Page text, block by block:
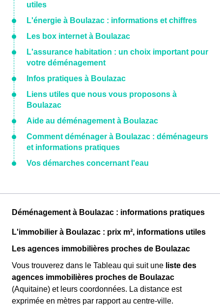
utiles
L'énergie à Boulazac : informations et chiffres
Les box internet à Boulazac
L'assurance habitation : un choix important pour
votre déménagement
Infos pratiques à Boulazac
Liens utiles que nous vous proposons à
Boulazac
Aide au déménagement à Boulazac
Comment déménager à Boulazac : déménageurs
et informations pratiques
Vos démarches concernant l'eau
Déménagement à Boulazac : informations pratiques
L'immobilier à Boulazac : prix m², informations utiles
Les agences immobilières proches de Boulazac
Vous trouverez dans le Tableau qui suit une liste des
agences immobilières proches de Boulazac
(Aquitaine) et leurs coordonnées. La distance est
exprimée en mètres par rapport au centre-ville.